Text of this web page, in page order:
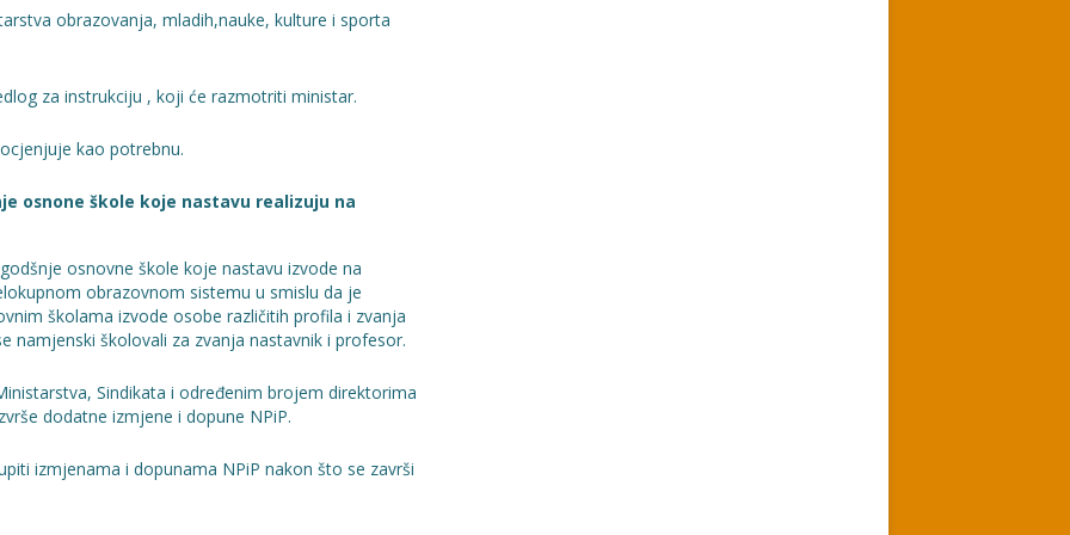
obrazovanja, mladih,nauke, kulture i sporta
za instrukciju , koji će razmotriti ministar.
kao potrebnu.
osnone škole koje nastavu realizuju na
osnovne škole koje nastavu izvode na
obrazovnom sistemu u smislu da je
školama izvode osobe različitih profila i zvanja
namjenski školovali za zvanja nastavnik i profesor.
Sindikata i određenim brojem direktorima
dodatne izmjene i dopune NPiP.
izmjenama i dopunama NPiP nakon što se završi